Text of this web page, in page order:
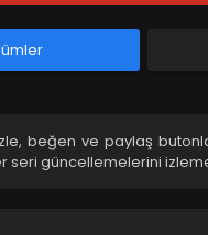
beğen ve paylaş
güncellemelerini